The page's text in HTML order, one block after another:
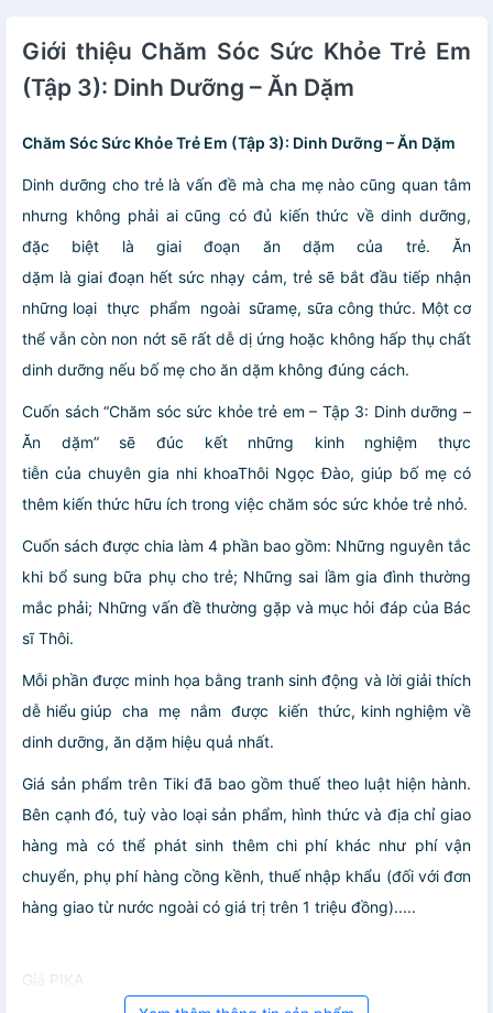
Giới thiệu Chăm Sóc Sức Khỏe Trẻ Em
(Tập 3): Dinh Dưỡng – Ăn Dặm
Chăm Sóc Sức Khỏe Trẻ Em (Tập 3): Dinh Dưỡng – Ăn Dặm
Dinh dưỡng cho trẻ là vấn đề mà cha mẹ nào cũng quan tâm
nhưng không phải ai cũng có đủ kiến thức về dinh dưỡng,
đặc biệt là giai đoạn ăn dặm của trẻ. Ăn
dặm là giai đoạn hết sức nhạy cảm, trẻ sẽ bắt đầu tiếp nhận
những loại thực phẩm ngoài sữamẹ, sữa công thức. Một cơ
thể vẫn còn non nớt sẽ rất dễ dị ứng hoặc không hấp thụ chất
dinh dưỡng nếu bố mẹ cho ăn dặm không đúng cách.
Cuốn sách “Chăm sóc sức khỏe trẻ em – Tập 3: Dinh dưỡng –
Ăn dặm” sẽ đúc kết những kinh nghiệm thực
tiễn của chuyên gia nhi khoaThôi Ngọc Đào, giúp bố mẹ có
thêm kiến thức hữu ích trong việc chăm sóc sức khỏe trẻ nhỏ.
Cuốn sách được chia làm 4 phần bao gồm: Những nguyên tắc
khi bổ sung bữa phụ cho trẻ; Những sai lầm gia đình thường
mắc phải; Những vấn đề thường gặp và mục hỏi đáp của Bác
sĩ Thôi.
Mỗi phần được minh họa bằng tranh sinh động và lời giải thích
dễ hiểu giúp cha mẹ nắm được kiến thức, kinh nghiệm về
dinh dưỡng, ăn dặm hiệu quả nhất.
Giá sản phẩm trên Tiki đã bao gồm thuế theo luật hiện hành.
Bên cạnh đó, tuỳ vào loại sản phẩm, hình thức và địa chỉ giao
hàng mà có thể phát sinh thêm chi phí khác như phí vận
chuyển, phụ phí hàng cồng kềnh, thuế nhập khẩu (đối với đơn
hàng giao từ nước ngoài có giá trị trên 1 triệu đồng).....
Giá PIKA